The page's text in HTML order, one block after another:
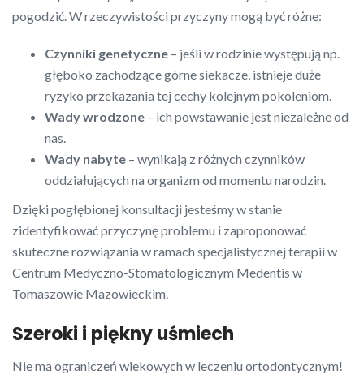
pogodzić. W rzeczywistości przyczyny mogą być różne:
Czynniki genetyczne – jeśli w rodzinie występują np.
głęboko zachodzące górne siekacze, istnieje duże
ryzyko przekazania tej cechy kolejnym pokoleniom.
Wady wrodzone – ich powstawanie jest niezależne od
nas.
Wady nabyte – wynikają z różnych czynników
oddziałujących na organizm od momentu narodzin.
Dzięki pogłębionej konsultacji jesteśmy w stanie
zidentyfikować przyczynę problemu i zaproponować
skuteczne rozwiązania w ramach specjalistycznej terapii w
Centrum Medyczno-Stomatologicznym Medentis w
Tomaszowie Mazowieckim.
Szeroki i piękny uśmiech
Nie ma ograniczeń wiekowych w leczeniu ortodontycznym!